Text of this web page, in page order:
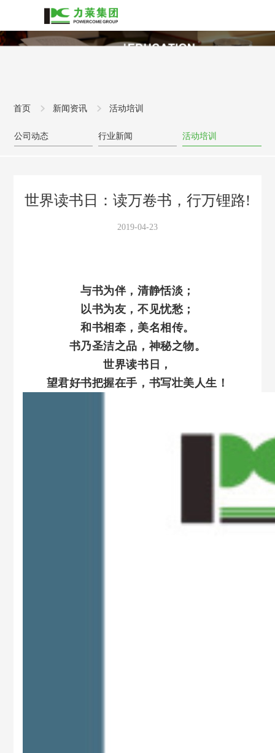
首页 新闻资讯 活动培训
公司动态 行业新闻 活动培训
世界读书日：读万卷书，行万锂路!
2019-04-23
与书为伴，清静恬淡；
以书为友，不见忧愁；
和书相牵，美名相传。
书乃圣洁之品，神秘之物。
世界读书日，
望君好书把握在手，书写壮美人生！